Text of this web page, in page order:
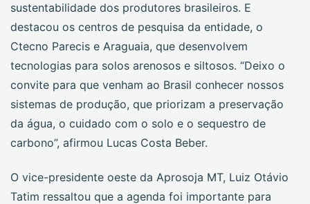
sustentabilidade dos produtores brasileiros. E
destacou os centros de pesquisa da entidade, o
Ctecno Parecis e Araguaia, que desenvolvem
tecnologias para solos arenosos e siltosos. “Deixo o
convite para que venham ao Brasil conhecer nossos
sistemas de produção, que priorizam a preservação
da água, o cuidado com o solo e o sequestro de
carbono”, afirmou Lucas Costa Beber.
O vice-presidente oeste da Aprosoja MT, Luiz Otávio
Tatim ressaltou que a agenda foi importante para